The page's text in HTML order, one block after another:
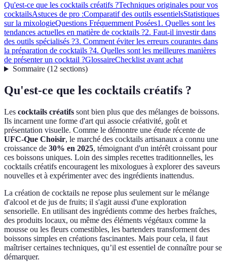
Qu'est-ce que les cocktails créatifs ?Techniques originales pour vos
cocktailsAstuces de pro :Comparatif des outils essentielsStatistiques
sur la mixologieQuestions Fréquemment Posées1. Quelles sont les
tendances actuelles en matière de cocktails ?2. Faut-il investir dans
des outils spécialisés ?3. Comment éviter les erreurs courantes dans
la préparation de cocktails ?4. Quelles sont les meilleures manières
de présenter un cocktail ?GlossaireChecklist avant achat
Sommaire(12 sections)
Qu'est-ce que les cocktails créatifs ?
Les cocktails créatifs sont bien plus que des mélanges de boissons.
Ils incarnent une forme d'art qui associe créativité, goût et
présentation visuelle. Comme le démontre une étude récente de
UFC-Que Choisir, le marché des cocktails artisanaux a connu une
croissance de 30% en 2025, témoignant d'un intérêt croissant pour
ces boissons uniques. Loin des simples recettes traditionnelles, les
cocktails créatifs encouragent les mixologues à explorer des saveurs
nouvelles et à expérimenter avec des ingrédients inattendus.
La création de cocktails ne repose plus seulement sur le mélange
d'alcool et de jus de fruits; il s'agit aussi d'une exploration
sensorielle. En utilisant des ingrédients comme des herbes fraîches,
des produits locaux, ou même des éléments végétaux comme la
mousse ou les fleurs comestibles, les bartenders transforment des
boissons simples en créations fascinantes. Mais pour cela, il faut
maîtriser certaines techniques, qu’il est essentiel de connaître pour se
démarquer.